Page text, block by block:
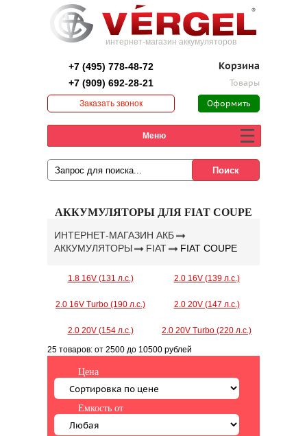
интернет-магазин аккумуляторов
+7 (495) 778-48-72
+7 (909) 692-28-21
Заказать звонок
Корзина
Товары
Оформить
Меню
АККУМУЛЯТОРЫ ДЛЯ FIAT COUPE
ИНТЕРНЕТ-МАГАЗИН АКБ
АККУМУЛЯТОРЫ
FIAT FIAT COUPE
1.8 16V (131 л.с.) 2.0 16V (139 л.с.)
2.0 16V Turbo (190 л.с.) 2.0 20V (147 л.с.)
2.0 20V (154 л.с.)
2.0 20V Turbo (220 л.с.)
25 товаров: от 2500 до 10500 рублей
Цена
Емкость от